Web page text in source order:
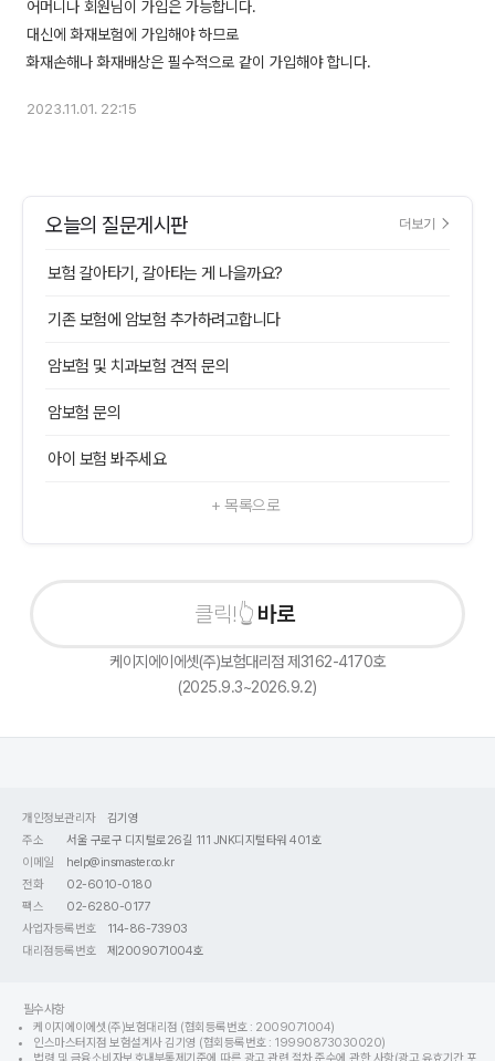
어머니나 회원님이 가입은 가능합니다.
대신에 화재보험에 가입해야 하므로
2023.11.01. 22:15
오늘의 질문게시판 더보기
보험 갈아타기, 갈아타는 게 나을까요?
기존 보험에 암보험 추가하려고합니다
암보험 및 치과보험 견적 문의
암보험 문의
아이 보험 봐주세요
+ 목록으로
바로 상
케이지에이에셋(주)보험대리점 제3162-4170호
(2025.9.3~2026.9.2)
개인정보관리자
김기영
주소
서울 구로구 디지털로26길 111 JNK디지털타워 401호
이메일
help@insmaster.co.kr
전화
02-6010-0180
팩스
02-6280-0177
사업자등록번호
114-86-73903
대리점등록번호
제2009071004호
필수사항
케이지에이에셋(주)보험대리점 (협회등록번호 : 2009071004)
인스마스터지점 보험설계사 김기영 (협회등록번호 : 19990873030020)
법령 및 금융소비자보호내부통제기준에 따른 광고 관련 절차 준수에 관한 사항(광고 유효기간 포